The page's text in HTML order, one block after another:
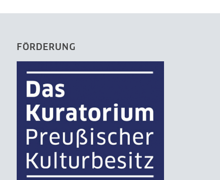
FÖRDERUNG